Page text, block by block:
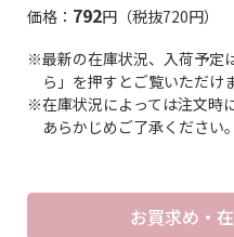
価格： 792円（税抜720円）
※最新の在庫状況、入荷予定
ら」を押すとご覧いただけ
※在庫状況によっては注文時
あらかじめご了承ください。
お買求め・